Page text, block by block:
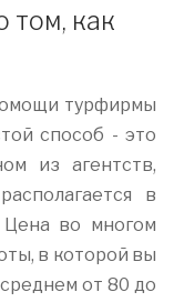
том, как
турфирмы
способ - это
из агентств,
в
во многом
в которой вы
от 80 до